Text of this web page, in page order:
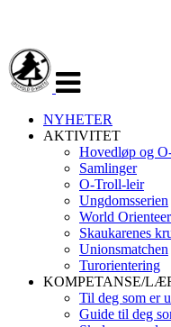
navigasjon
NYHETER
AKTIVITET
Hovedløp og
Samlinger
O-Troll-leir
Ungdomsserien
World
Skaukarenes
Unionsmatchen
Turorientering
KOMPETANSE/
Til deg som er
Guide til deg